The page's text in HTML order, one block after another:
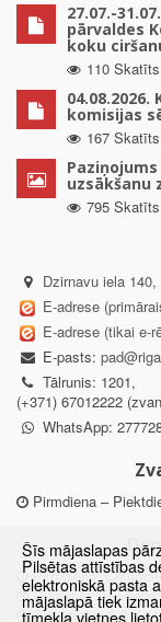
27.07.-
pārvaldes
koku
110 Skatīts
komisijas
167 Skatīts
uzsākšanu
795 Skatīts
Dzirnavu iela
E-adrese
E-adrese (tikai e-
E-pasts:
Tālrunis: 1201,
(+371) 67012222
WhatsApp:
Pirmdiena –
Pirmdiena,
Otrdiena,
Piektdiena: 8.30 –
Šīs mājaslapas
Pilsētas attīstības
elektroniskā pasta
mājaslapā tiek
tīmekļa vietnes